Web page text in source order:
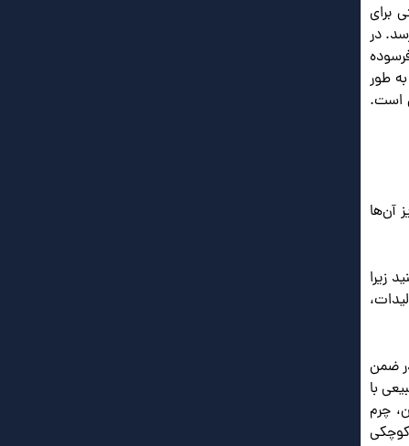
برای
برسد. در
فرسوده
طور
است.
آن‌ها
زیرا
ضمن
با
چرم